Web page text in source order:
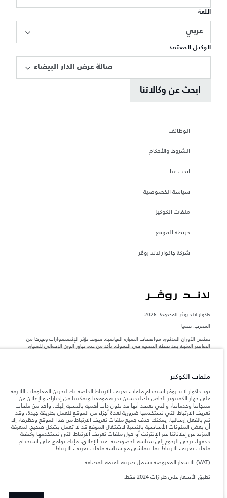
اللغة
عربي
الوكيل المعتمد
صالة عرض الدار البيضاء
ابحث عن وكالاتنا
الوظائف
الشروط والأحكام
ابحث عنا
سياسة الخصوصية
ملفات الكوكيز
خريطة الموقع
شركة جاكوار لاند روڤر
جاكوار لاند روڨر المحدودة: 2026
المغرب, سميا
تعكس الأوزان المذكورة مواصفات السيارة القياسية. سوف تؤثر الإكسسوارات وغيرها من
العناصر المثبتة بعد نقطة التصنيع في الحمولة. تأكد من عدم تجاوز الوزن الإجمالي للسيارة
المعلومات والمواصفات والأسعار والألوان المذكورة على هذا الموقع قد تختلف من بلد إلى
آخر، كما أنّها قد تتغير بدون إشعار مسبق. الرجاء التواصل مع وكيلنا المحلي للتأكد من توفّرها
والتحقق من الأسعار.
ملاحظة مهمة حول الصور والمواصفات.إن النقص العالمي في أشباه الموصلات يؤثر حاليًا
في مواصفات تصميم السيارات وتوفر الخيارات وتوقيتات التصاميم. هذا ظرف ديناميكي
للغاية، ونتيجة لذلك، قد لا تمثّل الصور المستخدَمة ضمن موقع الويب حاليًا المواصفات الحالية
بالكامل بالنسبة إلى الميزات والخيارات والحلية ومجموعات الألوان. يرجى استشارة وكيلك الذي
سيتمكّن من تأكيد أي تقييدات حالية معك للسماح لك باتخاذ قرار مدروس
الأرقام المقدمة هي نتيجة لاختبارات المصنع الرسمية وفقاً لتشريعات الاتحاد الأوروبي. قد
يتباين استهلك الوقود الفعلي للمركبة عن ذلك المتحقق في تلك الاختبارات كما أن هذه
الأرقام بغرض المقارنة فحسب.
تطبالأسعار تنطبق فقط على الطرازات المصنعة في عام 2026.
ملفات الكوكيز
تود جاكوار لاند روڤر استخدام ملفات تعريف الارتباط الخاصة بك لتخزين المعلومات اللازمة
على جهاز الكمبيوتر الخاص بك لتحسين تجربة موقعنا وتمكيننا من إخبارك والإعلان عن
منتجاتنا وخدماتنا، والتي نعتقد أنها قد تكون ذات أهمية بالنسبة إليك. واحد من ملفات
تعريف الارتباط التي نستخدمها ضرورية لعدة أجزاء من الموقع للعمل بطريقة جيدة، وقد
تم بالفعل إرسالها. يمكنك حذف جميع ملفات تعريف الارتباط من هذا الموقع وحظرها، إلا
أن بعض المكونات الأساسية بالنسبة لاشتغال الموقع قد لا تعمل بشكل صحيح. لمعرفة
المزيد عن إعلاناتنا عبر الإنترنت أو حول ملفات تعريف الارتباط التي نستخدمها وكيفية
حذفها، يرجى الرجوع إلى سياسة الخصوصية. عند الإغلاق، فإنك توافق على استخدام
ملفات تعريف الارتباط بما يتماشىمع سياسة ملفات تعريف الارتباط.
(VAT) الأسعار المعروضة تشمل ضريبة القيمة المضافة.
تطبق الأسعار على طرازات 2024 فقط.